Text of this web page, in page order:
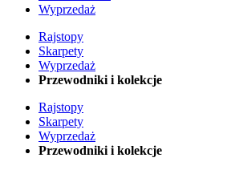
Wyprzedaż
Rajstopy
Skarpety
Wyprzedaż
Przewodniki i kolekcje
Rajstopy
Skarpety
Wyprzedaż
Przewodniki i kolekcje